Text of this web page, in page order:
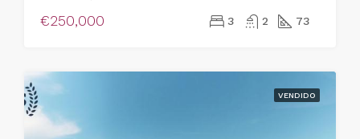
€250,000 3 2 73
VENDIDO